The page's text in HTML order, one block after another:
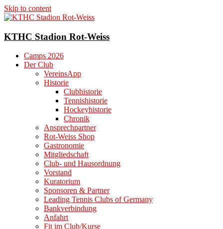
Skip to content
KTHC Stadion Rot-Weiss
Camps 2026
Der Club
VereinsApp
Historie
Clubhistorie
Tennishistorie
Hockeyhistorie
Chronik
Ansprechpartner
Rot-Weiss Shop
Gastronomie
Mitgliedschaft
Club- und Hausordnung
Vorstand
Kuratorium
Sponsoren & Partner
Leading Tennis Clubs of Germany
Bankverbindung
Anfahrt
Fit im Club/Kurse